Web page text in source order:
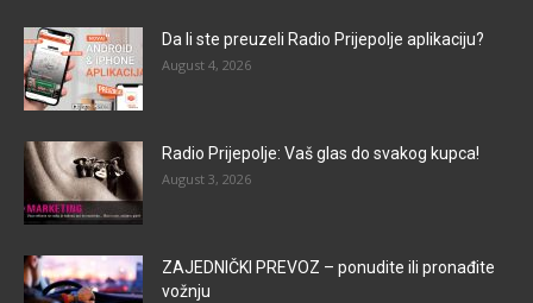
Da li ste preuzeli Radio Prijepolje aplikaciju?
August 4, 2026
Radio Prijepolje: Vaš glas do svakog kupca!
August 3, 2026
ZAJEDNIČKI PREVOZ – ponudite ili pronađite
vožnju